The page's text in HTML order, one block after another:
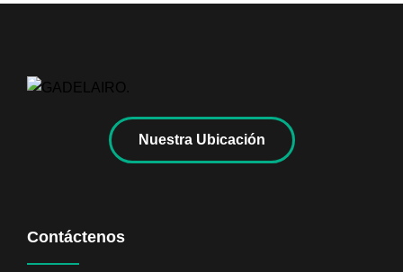
Nuestra Ubicación
Contáctenos